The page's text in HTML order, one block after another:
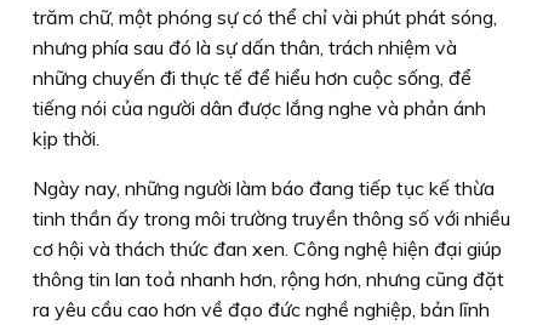
trăm chữ, một phóng sự có thể chỉ vài phút phát sóng,
nhưng phía sau đó là sự dấn thân, trách nhiệm và
những chuyến đi thực tế để hiểu hơn cuộc sống, để
tiếng nói của người dân được lắng nghe và phản ánh
kịp thời.
Ngày nay, những người làm báo đang tiếp tục kế thừa
tinh thần ấy trong môi trường truyền thông số với nhiều
cơ hội và thách thức đan xen. Công nghệ hiện đại giúp
thông tin lan toả nhanh hơn, rộng hơn, nhưng cũng đặt
ra yêu cầu cao hơn về đạo đức nghề nghiệp, bản lĩnh